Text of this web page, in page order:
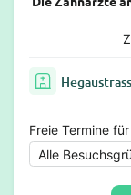
Freie Termine für